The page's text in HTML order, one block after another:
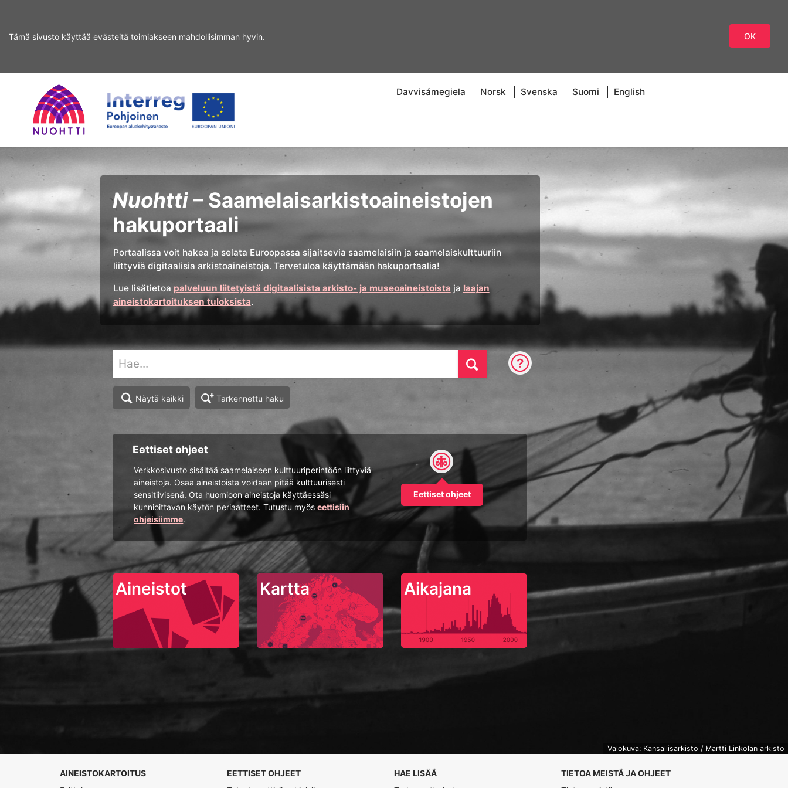
Tämä sivusto käyttää evästeitä toimiakseen mahdollisimman hyvin. OK
hakuun
sisältöön
Home
Page
Interreg
Nord
Davvisámegiela Norsk Svenska Suomi English
Haku
Nuohtti– Saamelaisarkistoaineistojen
hakuportaali
Portaalissa voit hakea ja selata Euroopassa sijaitsevia saamelaisiin ja saamelaiskulttuuriin
liittyviä digitaalisia arkistoaineistoja. Tervetuloa käyttämään hakuportaalia!
Lue lisätietoa palveluun liitetyistä digitaalisista arkisto- ja museoaineistoista ja laajan
aineistokartoituksen tuloksista.
Näytä kaikki Tarkennettu haku
Eettiset ohjeet
Verkkosivusto sisältää saamelaiseen kulttuuriperintöön liittyviä
aineistoja. Osaa aineistoista voidaan pitää kulttuurisesti
sensitiivisenä. Ota huomioon aineistoja käyttäessäsi
kunnioittavan käytön periaatteet. Tutustu myöseettisiin
ohjeisiimme.
Eettiset ohjeet
Aineistot Kartta Aikajana
Valokuva: Kansallisarkisto / Martti Linkolan arkisto
AINEISTOKARTOITUS
EETTISET OHJEET
HAE LISÄÄ
TIETOA MEISTÄ JA OHJEET